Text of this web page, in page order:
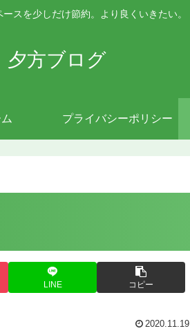
スを少しだけ節約。より良くいきたい。
夕方ブログ
プライバシーポリシー
LINE コピー
2020.11.19